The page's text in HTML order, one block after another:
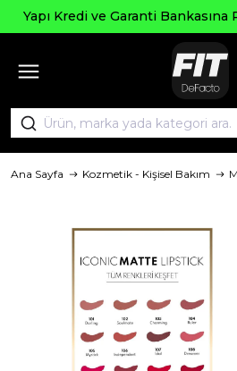
Yapı Kredi ve Garanti
Ana Sayfa Kozmetik - Kişisel Bakım